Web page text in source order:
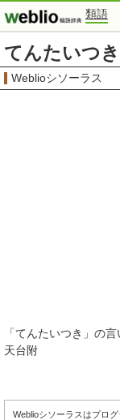
類語
てんたいつ
Weblioシソーラス
「てんたいつき 」の
天台附
Weblioシソーラスはプロ